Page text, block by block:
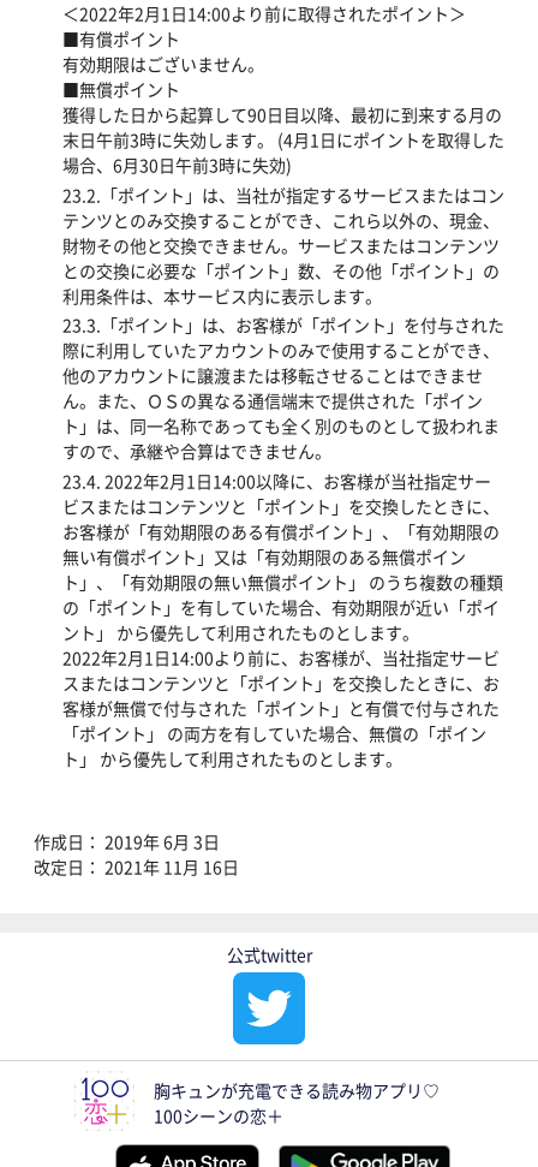
＜2022年2月1日14:00より前に取得されたポイント＞
■有償ポイント
有効期限はございません。
■無償ポイント
獲得した日から起算して90日目以降、最初に到来する月の
末日午前3時に失効します。 (4月1日にポイントを取得した
場合、6月30日午前3時に失効)
23.2.「ポイント」は、当社が指定するサービスまたはコン
テンツとのみ交換することができ、これら以外の、現金、
財物その他と交換できません。サービスまたはコンテンツ
との交換に必要な「ポイント」数、その他「ポイント」の
利用条件は、本サービス内に表示します。
23.3.「ポイント」は、お客様が「ポイント」を付与された
際に利用していたアカウントのみで使用することができ、
他のアカウントに譲渡または移転させることはできませ
ん。また、ＯＳの異なる通信端末で提供された「ポイン
ト」は、同一名称であっても全く別のものとして扱われま
すので、承継や合算はできません。
23.4. 2022年2月1日14:00以降に、お客様が当社指定サー
ビスまたはコンテンツと「ポイント」を交換したときに、
お客様が「有効期限のある有償ポイント」、「有効期限の
無い有償ポイント」又は「有効期限のある無償ポイン
ト」、「有効期限の無い無償ポイント」 のうち複数の種類
の「ポイント」を有していた場合、有効期限が近い「ポイ
ント」 から優先して利用されたものとします。
2022年2月1日14:00より前に、お客様が、当社指定サービ
スまたはコンテンツと「ポイント」を交換したときに、お
客様が無償で付与された「ポイント」と有償で付与された
「ポイント」 の両方を有していた場合、無償の「ポイン
ト」 から優先して利用されたものとします。
作成日： 2019年 6月 3日
改定日： 2021年 11月 16日
公式twitter
胸キュンが充電できる読み物アプリ♡
100シーンの恋＋